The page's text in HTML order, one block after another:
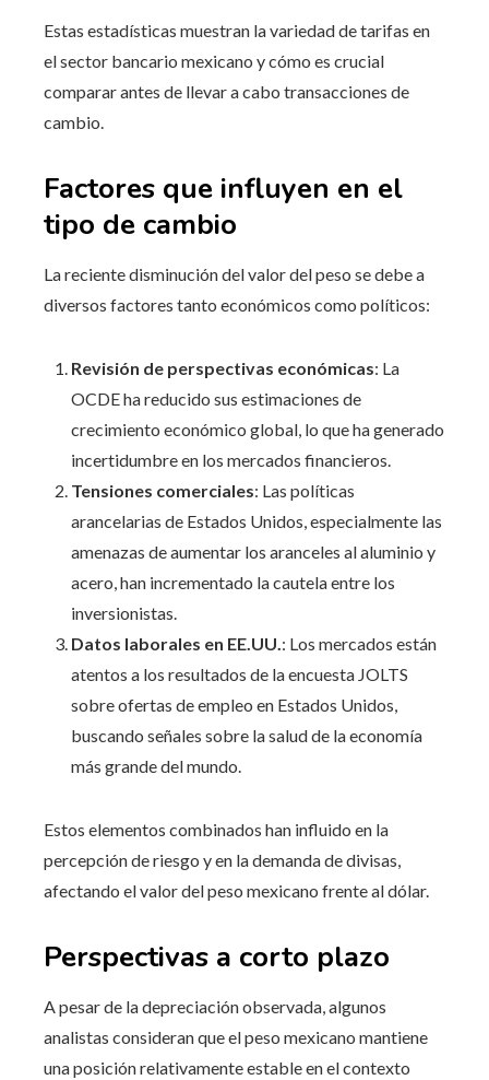
Estas estadísticas muestran la variedad de tarifas en
el sector bancario mexicano y cómo es crucial
comparar antes de llevar a cabo transacciones de
cambio.
Factores que influyen en el
tipo de cambio
La reciente disminución del valor del peso se debe a
diversos factores tanto económicos como políticos:
Revisión de perspectivas económicas: La
OCDE ha reducido sus estimaciones de
crecimiento económico global, lo que ha generado
incertidumbre en los mercados financieros.
Tensiones comerciales: Las políticas
arancelarias de Estados Unidos, especialmente las
amenazas de aumentar los aranceles al aluminio y
acero, han incrementado la cautela entre los
inversionistas.
Datos laborales en EE.UU.: Los mercados están
atentos a los resultados de la encuesta JOLTS
sobre ofertas de empleo en Estados Unidos,
buscando señales sobre la salud de la economía
más grande del mundo.
Estos elementos combinados han influido en la
percepción de riesgo y en la demanda de divisas,
afectando el valor del peso mexicano frente al dólar.
Perspectivas a corto plazo
A pesar de la depreciación observada, algunos
analistas consideran que el peso mexicano mantiene
una posición relativamente estable en el contexto